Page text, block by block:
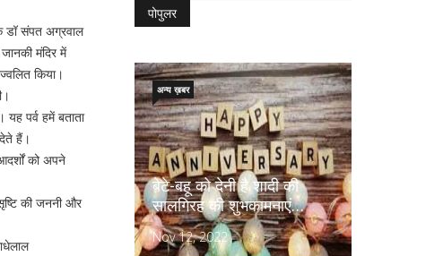
डॉ संपत अग्रवाल
मंदिर में
किया।
पर्व हमें बताता
हैं।
को अपने
की जननी और
पोपुलर
बेटे-बहू को देनी है शादी की
सालगिरह की शुभकामनाएं…
Nov 12, 2022
अन्य ख़बर